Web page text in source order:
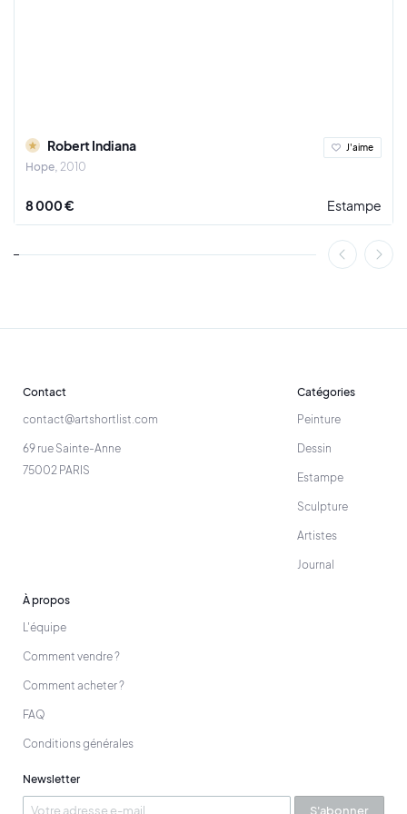
Robert Indiana
Hope 2010
J'aime
8 000 € Estampe
Contact
contact@artshortlist.com
69 rue Sainte-Anne
75002 PARIS
Catégories
Peinture
Dessin
Estampe
Sculpture
Artistes
Journal
À propos
L'équipe
Comment vendre ?
Comment acheter ?
FAQ
Conditions générales
Newsletter
S'abonner